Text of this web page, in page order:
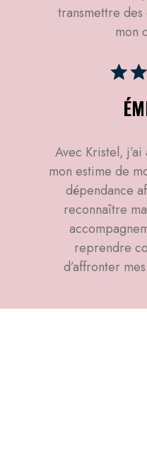
transmettre
mon
Avec Kristel,
mon estime de
dépendance
reconnaître
reprendre
d’affronter